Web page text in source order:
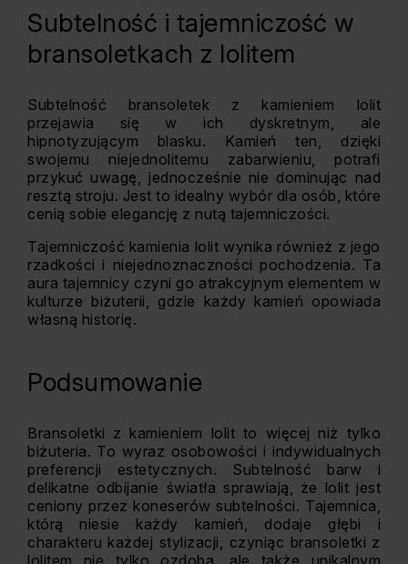
Subtelność i tajemniczość w
bransoletkach z lolitem
Subtelność bransoletek z kamieniem lolit
przejawia się w ich dyskretnym, ale
hipnotyzującym blasku. Kamień ten, dzięki
swojemu niejednolitemu zabarwieniu, potrafi
przykuć uwagę, jednocześnie nie dominując nad
resztą stroju. Jest to idealny wybór dla osób, które
cenią sobie elegancję z nutą tajemniczości.
Tajemniczość kamienia lolit wynika również z jego
rzadkości i niejednoznaczności pochodzenia. Ta
aura tajemnicy czyni go atrakcyjnym elementem w
kulturze biżuterii, gdzie każdy kamień opowiada
własną historię.
Podsumowanie
Bransoletki z kamieniem lolit to więcej niż tylko
biżuteria. To wyraz osobowości i indywidualnych
preferencji estetycznych. Subtelność barw i
delikatne odbijanie światła sprawiają, że lolit jest
ceniony przez koneserów subtelności. Tajemnica,
którą niesie każdy kamień, dodaje głębi i
charakteru każdej stylizacji, czyniąc bransoletki z
lolitem nie tylko ozdobą, ale także unikalnym